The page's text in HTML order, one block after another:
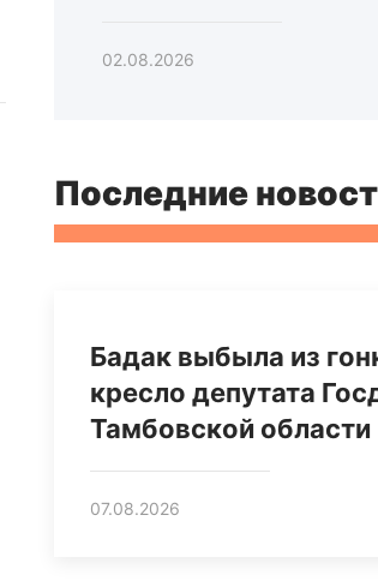
02.08.2026
Последние
Бадак выбыла из
кресло депутата
Тамбовской области
07.08.2026